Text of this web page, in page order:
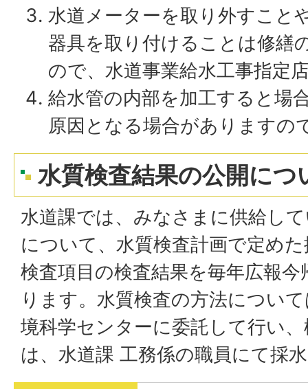
水道メーターを取り外すこと
器具を取り付けることは修繕
ので、水道事業給水工事指定
給水管の内部を加工すると場
原因となる場合がありますの
水質検査結果の公開につ
水道課では、みなさまに供給し
について、水質検査計画で定め
検査項目の検査結果を毎年広報
ります。水質検査の方法につい
境科学センターに委託して行い
は、水道課 工務係の職員にて採